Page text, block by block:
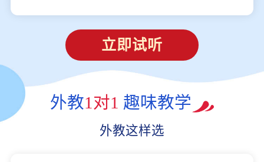
立即试听
外教1对1 趣味教学
外教这样选